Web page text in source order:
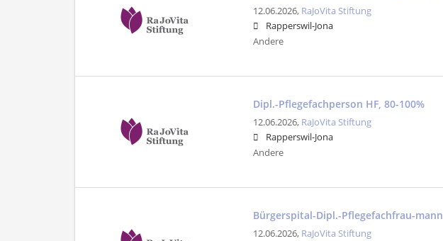
12.06.2026, RaJoVita Stiftung
Rapperswil-Jona
Andere
Dipl.-Pflegefachperson HF, 80-100%
12.06.2026, RaJoVita Stiftung
Rapperswil-Jona
Andere
Bürgerspital-Dipl.-Pflegefachfrau-mann
12.06.2026, RaJoVita Stiftung